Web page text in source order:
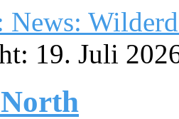
News:
19. Juli